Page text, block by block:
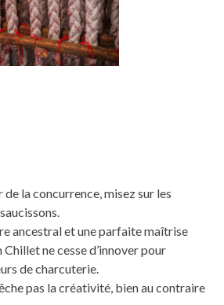
la concurrence, misez sur les
ancestral et une parfaite maîtrise
ne cesse d’innover pour
de charcuterie.
pas la créativité, bien au contraire